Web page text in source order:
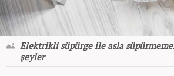
Elektrikli süpürge ile asla
şeyler